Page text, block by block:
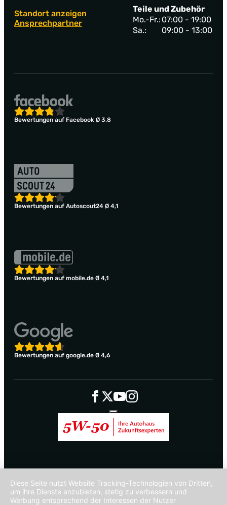
Standort anzeigen
Ansprechpartner
Teile und Zubehör
Mo.-Fr.: 07:00 - 19:00
Sa.:
09:00 - 13:00
Bewertungen auf Facebook Ø 3,8
Bewertungen auf Autoscout24 Ø 4,1
Bewertungen auf mobile.de Ø 4,1
Bewertungen auf google.de Ø 4,6
Diese Seite nutzt Website Tracking-Technologien von Dritten,
um ihre Dienste anzubieten, stetig zu verbessern und
Werbung entsprechend der Interessen der Nutzer